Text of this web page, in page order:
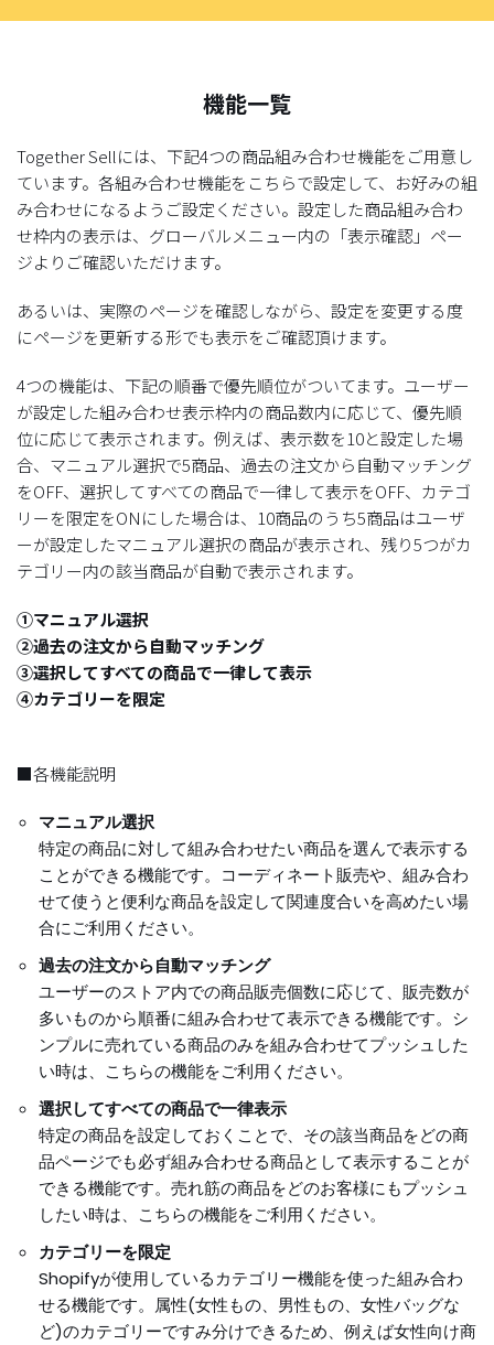
機能一覧
Together Sellには、下記4つの商品組み合わせ機能をご用意し
ています。各組み合わせ機能をこちらで設定して、お好みの組
み合わせになるようご設定ください。設定した商品組み合わ
せ枠内の表示は、グローバルメニュー内の「表示確認」ペー
ジよりご確認いただけます。
あるいは、実際のページを確認しながら、設定を変更する度
にページを更新する形でも表示をご確認頂けます。
4つの機能は、下記の順番で優先順位がついてます。ユーザー
が設定した組み合わせ表示枠内の商品数内に応じて、優先順
位に応じて表示されます。例えば、表示数を10と設定した場
合、マニュアル選択で5商品、過去の注文から自動マッチング
をOFF、選択してすべての商品で一律して表示をOFF、カテゴ
リーを限定をONにした場合は、10商品のうち5商品はユーザ
ーが設定したマニュアル選択の商品が表示され、残り5つがカ
テゴリー内の該当商品が自動で表示されます。
①マニュアル選択
②過去の注文から自動マッチング
③選択してすべての商品で一律して表示
④カテゴリーを限定
■各機能説明
マニュアル選択
特定の商品に対して組み合わせたい商品を選んで表示する
ことができる機能です。コーディネート販売や、組み合わ
せて使うと便利な商品を設定して関連度合いを高めたい場
合にご利用ください。
過去の注文から自動マッチング
ユーザーのストア内での商品販売個数に応じて、販売数が
多いものから順番に組み合わせて表示できる機能です。シ
ンプルに売れている商品のみを組み合わせてプッシュした
い時は、こちらの機能をご利用ください。
選択してすべての商品で一律表示
特定の商品を設定しておくことで、その該当商品をどの商
品ページでも必ず組み合わせる商品として表示することが
できる機能です。売れ筋の商品をどのお客様にもプッシュ
したい時は、こちらの機能をご利用ください。
カテゴリーを限定
Shopifyが使用しているカテゴリー機能を使った組み合わ
せる機能です。属性(女性もの、男性もの、女性バッグな
ど)のカテゴリーですみ分けできるため、例えば女性向け商